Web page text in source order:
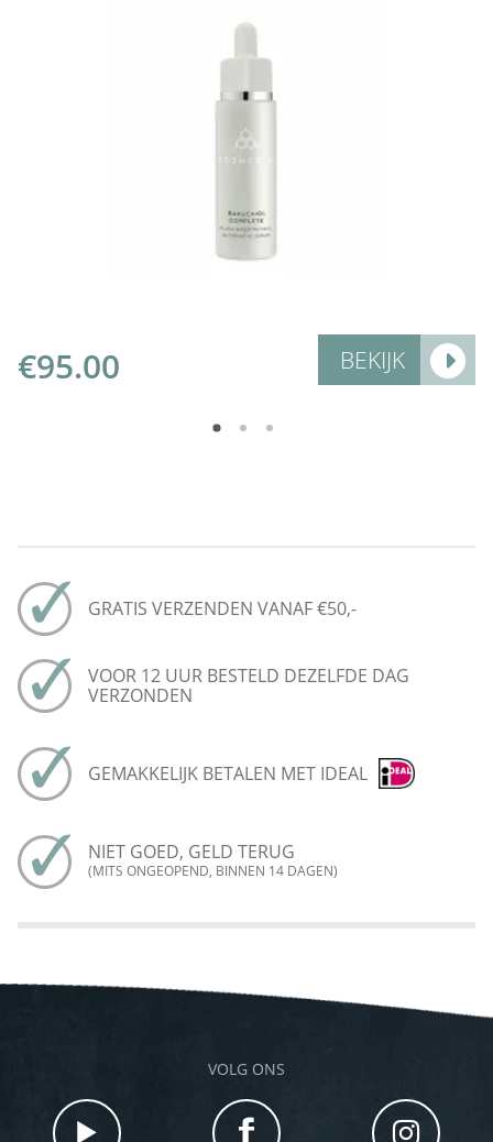
€95.00 BEKIJK
GRATIS VERZENDEN VANAF €50,-
VOOR 12 UUR BESTELD DEZELFDE DAG
VERZONDEN
GEMAKKELIJK BETALEN MET IDEAL
NIET GOED, GELD TERUG
(MITS ONGEOPEND, BINNEN 14 DAGEN)
VOLG ONS